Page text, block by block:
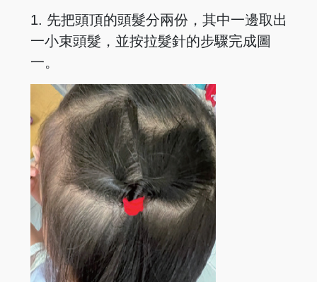
1. 先把頭頂的頭髮分兩份，其中一邊取出
一小束頭髮，並按拉髮針的步驟完成圖
一。